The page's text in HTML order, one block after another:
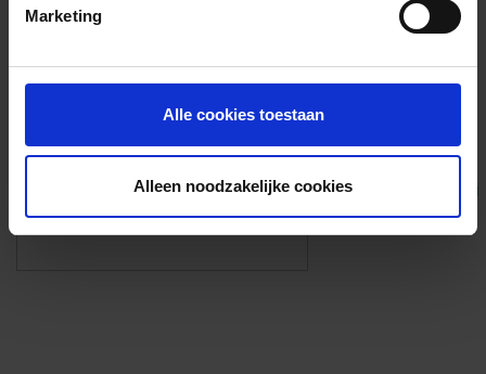
Marketing
Alle cookies toestaan
Alleen noodzakelijke cookies
Foto’s ({{photos.length}})
Eigen foto’s